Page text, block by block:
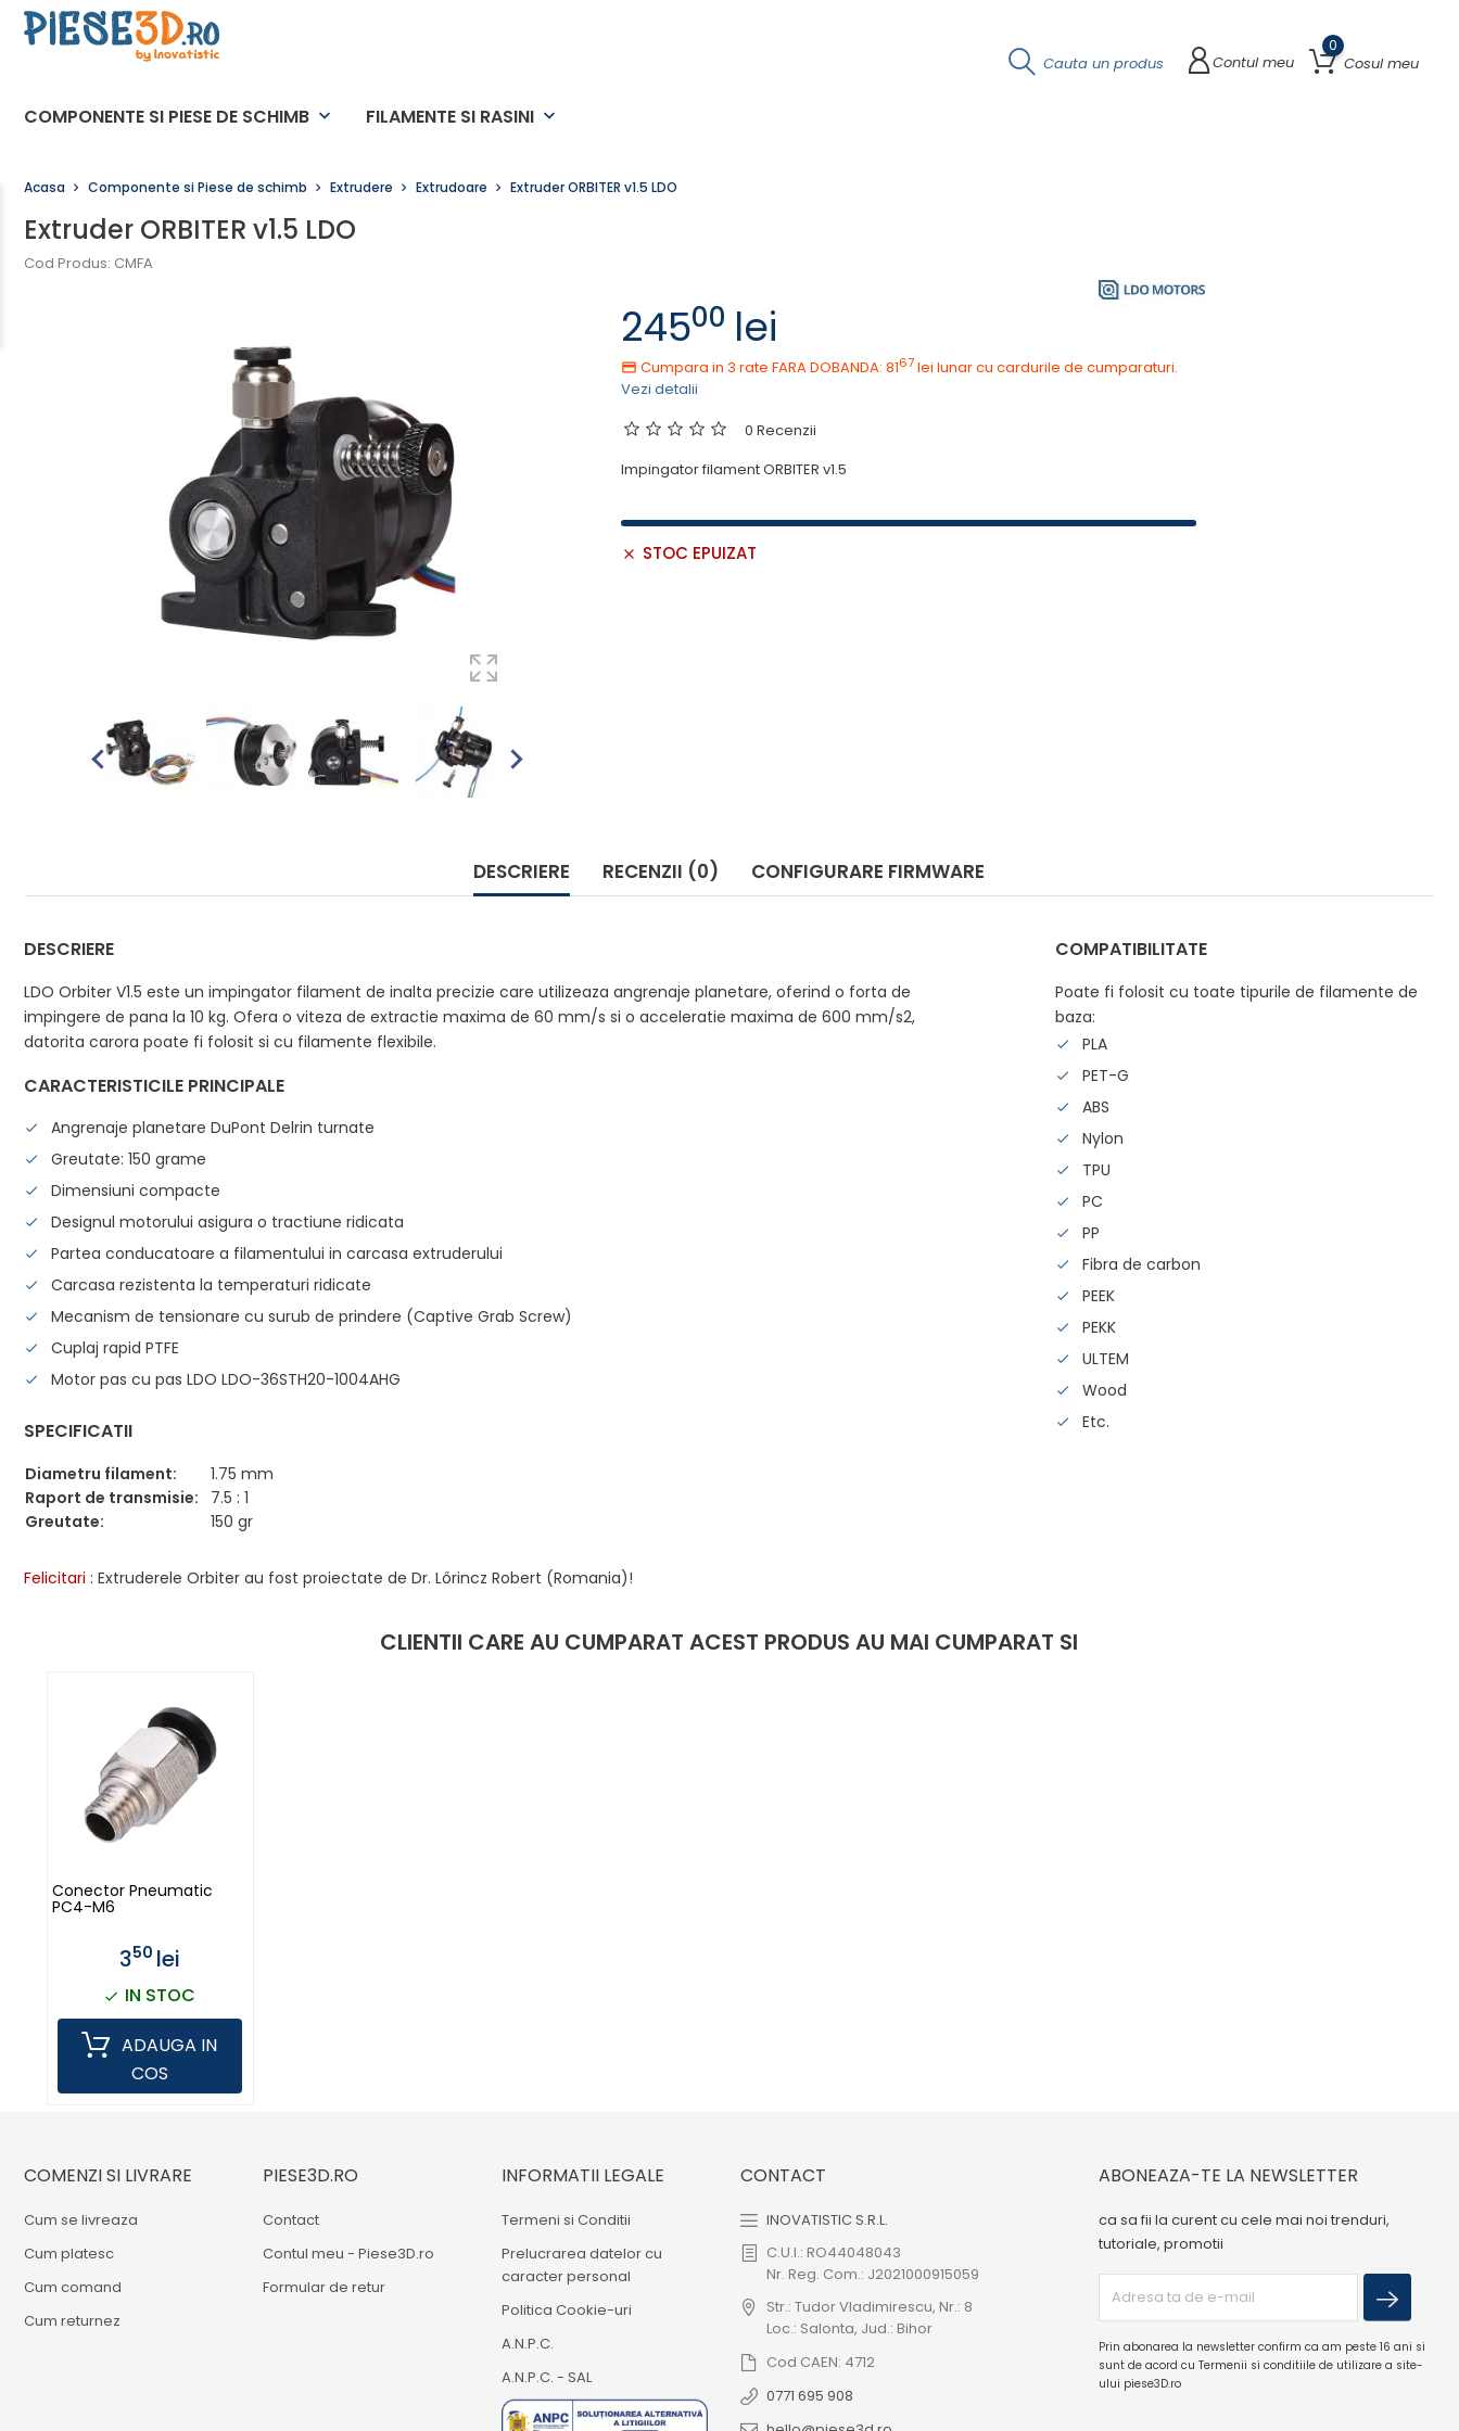
COMPONENTE SI PIESE DE SCHIMB keyboard_arrow_down FILAMENTE SI RASINI keyboard_arrow_down
Contul meu Cosul meu
0
Cauta un produs
Acasa Componente si Piese de schimb Extrudere Extrudoare Extruder ORBITER v1.5 LDO
Extruder ORBITER v1.5 LDO
Cod Produs: CMFA
24500 lei
Cumpara in 3 rate FARA DOBANDA: 8167lei lunar cu cardurile de cumparaturi.
Vezi detalii
0 Recenzii
Impingator filament ORBITER v1.5
STOC EPUIZAT
DESCRIERE RECENZII (0) CONFIGURARE FIRMWARE
DESCRIERE
LDO Orbiter V1.5 este un impingator filament de inalta precizie care utilizeaza angrenaje planetare, oferind o forta de
impingere de pana la 10 kg. Ofera o viteza de extractie maxima de 60 mm/s si o acceleratie maxima de 600 mm/s2,
datorita carora poate fi folosit si cu filamente flexibile.
CARACTERISTICILE PRINCIPALE
Angrenaje planetare DuPont Delrin turnate
Greutate: 150 grame
Dimensiuni compacte
Designul motorului asigura o tractiune ridicata
Partea conducatoare a filamentului in carcasa extruderului
Carcasa rezistenta la temperaturi ridicate
Mecanism de tensionare cu surub de prindere (Captive Grab Screw)
Cuplaj rapid PTFE
Motor pas cu pas LDO LDO-36STH20-1004AHG
SPECIFICATII
Diametru filament:
1.75 mm
Raport de transmisie:
7.5 : 1
Greutate:
150 gr
COMPATIBILITATE
Poate fi folosit cu toate tipurile de filamente de
baza:
PLA
PET-G
ABS
Nylon
TPU
PC
PP
Fibra de carbon
PEEK
PEKK
ULTEM
Wood
Etc.
Felicitari : Extruderele Orbiter au fost proiectate de Dr. Lőrincz Robert (Romania)!
CLIENTII CARE AU CUMPARAT ACEST PRODUS AU MAI CUMPARAT SI
Conector Pneumatic
PC4-M6
350 lei
IN STOC
ADAUGA IN
COS
COMENZI SI LIVRARE
Cum se livreaza
Cum platesc
Cum comand
Cum returnez
PIESE3D.RO
Contact
Contul meu - Piese3D.ro
Formular de retur
INFORMATII LEGALE
Termeni si Conditii
Prelucrarea datelor cu
caracter personal
Politica Cookie-uri
A.N.P.C.
A.N.P.C. - SAL
CONTACT
INOVATISTIC S.R.L.
C.U.I.: RO44048043
Nr. Reg. Com.: J2021000915059
Str.: Tudor Vladimirescu, Nr.: 8
Loc.: Salonta, Jud.: Bihor
Cod CAEN: 4712
0771 695 908
ABONEAZA-TE LA NEWSLETTER
ca sa fii la curent cu cele mai noi trenduri,
tutoriale, promotii
Prin abonarea la newsletter confirm ca am peste 16 ani si
sunt de acord cu Termenii si conditiile de utilizare a site-
ului piese3D.ro